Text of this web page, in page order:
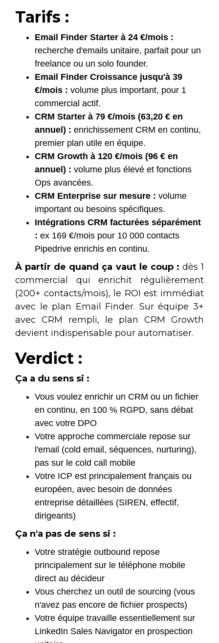
Tarifs :
Email Finder Starter à 24 €/mois :
recherche d'emails unitaire, parfait pour un
freelance ou un solo founder.
Email Finder Croissance jusqu'à 39
€/mois : volume plus important, pour 1
commercial actif.
CRM Starter à 79 €/mois (63,20 € en
annuel) : enrichissement CRM en continu,
premier plan utile en équipe.
CRM Growth à 120 €/mois (96 € en
annuel) : volume plus élevé et fonctions
Ops avancées.
CRM Enterprise sur mesure : volume
important ou besoins spécifiques.
Intégrations CRM facturées séparément
: ex 169 €/mois pour 10 000 contacts
Pipedrive enrichis en continu.
À partir de quand ça vaut le coup : dès 1
commercial qui enrichit régulièrement
(200+ contacts/mois), le ROI est immédiat
avec le plan Email Finder. Sur équipe 3+
avec CRM rempli, le plan CRM Growth
devient indispensable pour automatiser.
Verdict :
Ça a du sens si :
Vous voulez enrichir un CRM ou un fichier
en continu, en 100 % RGPD, sans débat
avec votre DPO
Votre approche commerciale repose sur
l'email (cold email, séquences, nurturing),
pas sur le cold call mobile
Votre ICP est principalement français ou
européen, avec besoin de données
entreprise détaillées (SIREN, effectif,
dirigeants)
Ça n'a pas de sens si :
Votre stratégie outbound repose
principalement sur le téléphone mobile
direct au décideur
Vous cherchez un outil de sourcing (vous
n'avez pas encore de fichier prospects)
Votre équipe travaille essentiellement sur
LinkedIn Sales Navigator en prospection